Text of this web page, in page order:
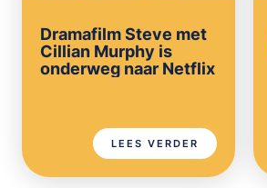
Dramafilm Steve met
Cillian Murphy is
onderweg naar Netflix
LEES VERDER